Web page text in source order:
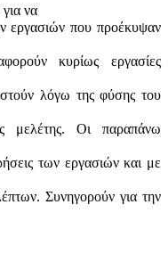
να
εργασιών που προέκυψαν
κυρίως εργασίες
λόγω της φύσης του
μελέτης. Οι παραπάνω
των εργασιών και με
Συνηγορούν για την